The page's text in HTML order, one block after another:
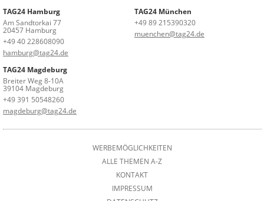
TAG24 Hamburg
Am Sandtorkai 77
20457 Hamburg
+49 40 228608090
hamburg@tag24.de
TAG24 München
+49 89 215390320
muenchen@tag24.de
TAG24 Magdeburg
Breiter Weg 8-10A
39104 Magdeburg
+49 391 50548260
magdeburg@tag24.de
WERBEMÖGLICHKEITEN
ALLE THEMEN A-Z
KONTAKT
IMPRESSUM